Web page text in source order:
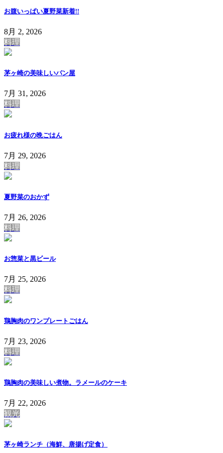
お腹いっぱい夏野菜新着!!
8月 2, 2026
料理
茅ヶ崎の美味しいパン屋
7月 31, 2026
料理
お疲れ様の晩ごはん
7月 29, 2026
料理
夏野菜のおかず
7月 26, 2026
料理
お惣菜と黒ビール
7月 25, 2026
料理
鶏胸肉のワンプレートごはん
7月 23, 2026
料理
鶏胸肉の美味しい煮物。ラメールのケーキ
7月 22, 2026
観光
茅ヶ崎ランチ（海鮮、唐揚げ定食）